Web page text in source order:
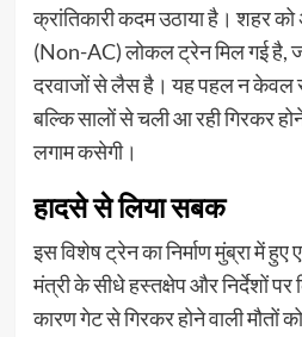
क्रांतिकारी कदम उठाया है। शहर
(Non-AC) लोकल ट्रेन मिल गई है,
दरवाजों से लैस है। यह पहल न केवल
बल्कि सालों से चली आ रही गिरकर
लगाम कसेगी।
हादसे से लिया सबक
इस विशेष ट्रेन का निर्माण मुंब्रा में
मंत्री के सीधे हस्तक्षेप और निर्देशों पर
कारण गेट से गिरकर होने वाली मौतों